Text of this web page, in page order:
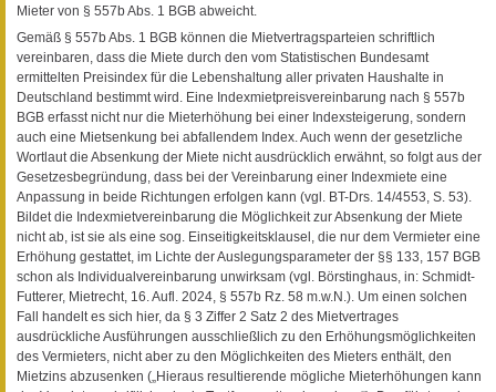
Mieter von § 557b Abs. 1 BGB abweicht.
Gemäß § 557b Abs. 1 BGB können die Mietvertragsparteien schriftlich
vereinbaren, dass die Miete durch den vom Statistischen Bundesamt
ermittelten Preisindex für die Lebenshaltung aller privaten Haushalte in
Deutschland bestimmt wird. Eine Indexmietpreisvereinbarung nach § 557b
BGB erfasst nicht nur die Mieterhöhung bei einer Indexsteigerung, sondern
auch eine Mietsenkung bei abfallendem Index. Auch wenn der gesetzliche
Wortlaut die Absenkung der Miete nicht ausdrücklich erwähnt, so folgt aus der
Gesetzesbegründung, dass bei der Vereinbarung einer Indexmiete eine
Anpassung in beide Richtungen erfolgen kann (vgl. BT-Drs. 14/4553, S. 53).
Bildet die Indexmietvereinbarung die Möglichkeit zur Absenkung der Miete
nicht ab, ist sie als eine sog. Einseitigkeitsklausel, die nur dem Vermieter eine
Erhöhung gestattet, im Lichte der Auslegungsparameter der §§ 133, 157 BGB
schon als Individualvereinbarung unwirksam (vgl. Börstinghaus, in: Schmidt-
Futterer, Mietrecht, 16. Aufl. 2024, § 557b Rz. 58 m.w.N.). Um einen solchen
Fall handelt es sich hier, da § 3 Ziffer 2 Satz 2 des Mietvertrages
ausdrückliche Ausführungen ausschließlich zu den Erhöhungsmöglichkeiten
des Vermieters, nicht aber zu den Möglichkeiten des Mieters enthält, den
Mietzins abzusenken („Hieraus resultierende mögliche Mieterhöhungen kann